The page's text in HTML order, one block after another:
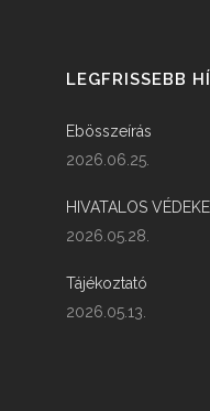
LEGFRISSEBB
Ebösszeírás
2026.06.25.
HIVATALOS
2026.05.28.
Tájékoztató
2026.05.13.